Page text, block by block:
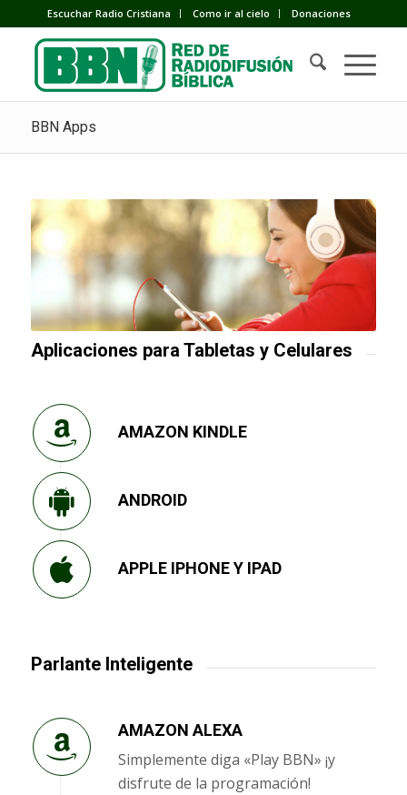
Escuchar Radio Cristiana Como ir al cielo Donaciones
BBN Apps
Aplicaciones para Tabletas y Celulares
AMAZON KINDLE
ANDROID
APPLE IPHONE Y IPAD
Parlante Inteligente
AMAZON ALEXA
Simplemente diga «Play BBN» ¡y
disfrute de la programación!